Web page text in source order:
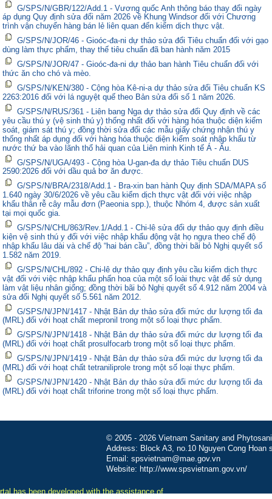
G/SPS/N/GBR/122/Add.1 - Vương quốc Anh thông báo thay đổi ngày
áp dụng Quy định sửa đổi năm 2026 về Khung Windsor đối với Chương
trình vận chuyển hàng bán lẻ liên quan đến kiểm dịch thực vật.
G/SPS/N/JOR/46 - Gioóc-đa-ni dự thảo sửa đổi Tiêu chuẩn đối với gạo
dùng làm thực phẩm, thay thế tiêu chuẩn đã ban hành năm 2015
G/SPS/N/JOR/47 - Gioóc-đa-ni dự thảo ban hành Tiêu chuẩn đối với
thức ăn cho chó và mèo.
G/SPS/N/KEN/380 - Cộng hòa Kê-ni-a dự thảo sửa đổi Tiêu chuẩn KS
2263:2016 đối với lá nguyệt quế theo Bản sửa đổi số 1 năm 2026.
G/SPS/N/RUS/361 - Liên bang Nga dự thảo sửa đổi Quy định về các
yêu cầu thú y (vệ sinh thú y) thống nhất đối với hàng hóa thuộc diện kiểm
soát, giám sát thú y; đồng thời sửa đổi các mẫu giấy chứng nhận thú y
thống nhất áp dụng đối với hàng hóa thuộc diện kiểm soát nhập khẩu từ
nước thứ ba vào lãnh thổ hải quan của Liên minh Kinh tế Á - Âu.
G/SPS/N/UGA/493 - Cộng hòa U-gan-đa dự thảo Tiêu chuẩn DUS
2590:2026 đối với dầu quả bơ ăn được.
G/SPS/N/BRA/2318/Add.1 - Bra-xin ban hành Quy định SDA/MAPA số
1.640 ngày 30/6/2026 về yêu cầu kiểm dịch thực vật đối với việc nhập
khẩu thân rễ cây mẫu đơn (Paeonia spp.), thuộc Nhóm 4, được sản xuất
tại mọi quốc gia.
G/SPS/N/CHL/863/Rev.1/Add.1 - Chi-lê sửa đổi dự thảo quy định điều
kiện vệ sinh thú y đối với việc nhập khẩu động vật họ ngựa theo chế độ
nhập khẩu lâu dài và chế độ “hai bán cầu”, đồng thời bãi bỏ Nghị quyết số
1.582 năm 2019.
G/SPS/N/CHL/892 - Chi-lê dự thảo quy định yêu cầu kiểm dịch thực
vật đối với việc nhập khẩu phấn hoa của một số loài thực vật để sử dụng
làm vật liệu nhân giống; đồng thời bãi bỏ Nghị quyết số 4.912 năm 2004 và
sửa đổi Nghị quyết số 5.561 năm 2012.
G/SPS/N/JPN/1417 - Nhật Bản dự thảo sửa đổi mức dư lượng tối đa
(MRL) đối với hoạt chất mepronil trong một số loại thực phẩm.
G/SPS/N/JPN/1418 - Nhật Bản dự thảo sửa đổi mức dư lượng tối đa
(MRL) đối với hoạt chất prosulfocarb trong một số loại thực phẩm.
G/SPS/N/JPN/1419 - Nhật Bản dự thảo sửa đổi mức dư lượng tối đa
(MRL) đối với hoạt chất tetraniliprole trong một số loại thực phẩm.
G/SPS/N/JPN/1420 - Nhật Bản dự thảo sửa đổi mức dư lượng tối đa
(MRL) đối với hoạt chất triforine trong một số loại thực phẩm.
© 2005 - 2026 Vietnam Sanitary and
Address: Block A3, no.10 Nguyen Cong Hoan
Email: spsvietnam@mae.gov.vn
Website: http://www.spsvietnam.gov.vn/
has been developed with the assistance of